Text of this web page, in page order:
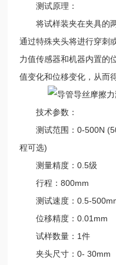
测试原理：
将试样装夹在夹具的两
通过特殊夹头将进行穿刺
力值传感器和机器内置的
值变化和位移变化，从而
技术参数：
测试范围：0-500N
程可选)
测量精度：0.5级
行程：800mm
测试速度：0.5-
位移精度：0.01mm
试样数量：1件
夹头尺寸：0- 30mm